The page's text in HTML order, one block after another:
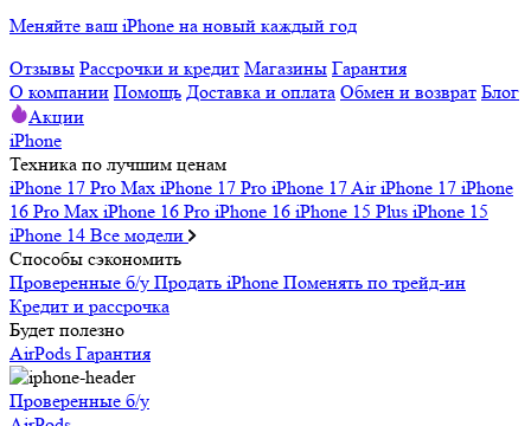
Меняйте ваш iPhone на новый каждый год
Отзывы Рассрочки и кредит Магазины Гарантия
О компании Помощь Доставка и оплата Обмен и возврат Блог
Акции
iPhone
Техника по лучшим ценам
iPhone 17 Pro Max iPhone 17 Pro iPhone 17 AiriPhone 17 iPhone
16 Pro Max iPhone 16 Pro iPhone 16 iPhone 15 Plus iPhone 15
iPhone 14 Все модели
Способы сэкономить
Проверенные б/у Продать iPhone Поменять по трейд-ин
Кредит и рассрочка
Будет полезно
AirPods Гарантия
Проверенные б/у